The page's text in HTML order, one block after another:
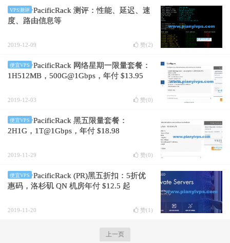
VPS测评
PacificRack 测评：性能、延迟、速
度、路由信息等
2019-12-09 赞(2)
便宜VPS
PacificRack 网络星期一限量套餐：
1H512MB，500G@1Gbps，年付 $13.95
2019-12-03 赞(0)
便宜VPS
PacificRack 黑五限量套餐：
2H1G，1T@1Gbps，年付 $18.98
2019-11-29 赞(0)
便宜VPS
PacificRack (PR)黑五折扣：5折优
惠码，洛杉矶 QN 机房年付 $12.5 起
2019-11-20 赞(1 )
上一页